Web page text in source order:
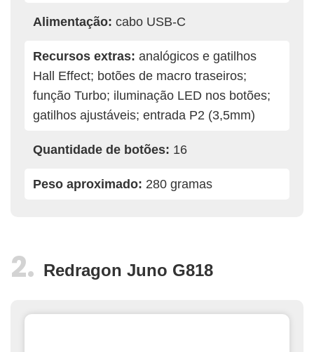
Alimentação: cabo USB-C
Recursos extras: analógicos e gatilhos
Hall Effect; botões de macro traseiros;
função Turbo; iluminação LED nos botões;
gatilhos ajustáveis; entrada P2 (3,5mm)
Quantidade de botões: 16
Peso aproximado: 280 gramas
Redragon Juno G818